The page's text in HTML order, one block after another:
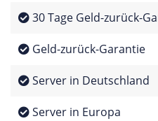
30 Tage Geld-zurück-
Geld-zurück-Garantie
Server in Deutschland
Server in Europa